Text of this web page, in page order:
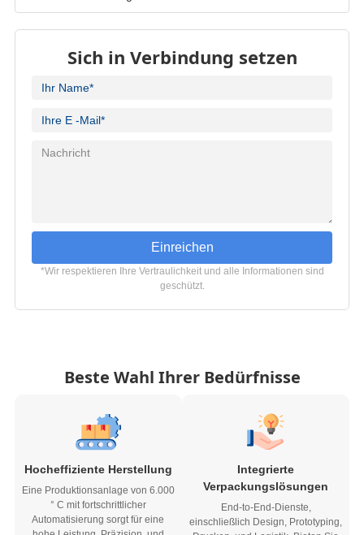
Sich in Verbindung setzen
Einreichen
*Wir respektieren Ihre Vertraulichkeit und alle Informationen sind
geschützt.
Beste Wahl Ihrer Bedürfnisse
Hocheffiziente Herstellung
Eine Produktionsanlage von 6.000
° C mit fortschrittlicher
Automatisierung sorgt für eine
hohe Leistung, Präzision, und
Integrierte
Verpackungslösungen
End-to-End-Dienste,
einschließlich Design, Prototyping,